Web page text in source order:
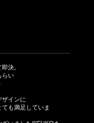
決。
らい
ザインに
も満足していま